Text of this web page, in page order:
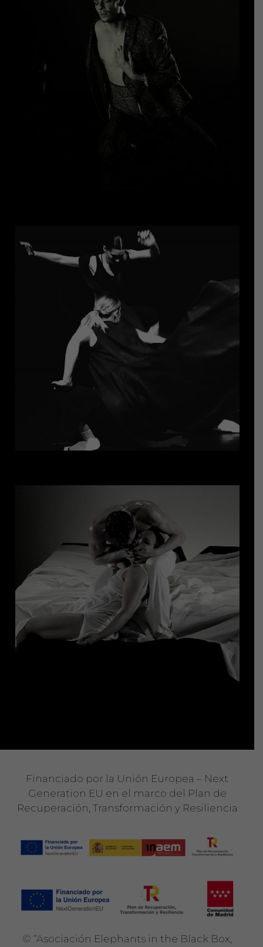
Financiado por la Unión Europea – Next
Generation EU en el marco del Plan de
Recuperación, Transformación y Resiliencia
© “Asociación Elephants in the Black Box,